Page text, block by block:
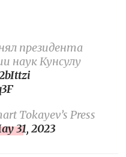
президента
наук Кунсулу
Tokayev’s Press
31, 2023